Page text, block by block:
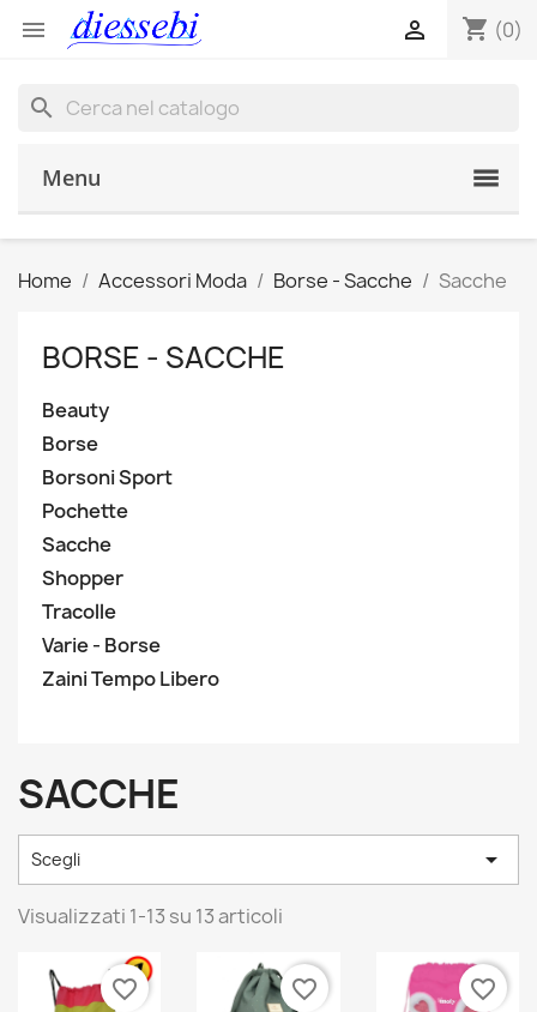
 shopping_cart (0)

search
Menu
Home Accessori Moda Borse - Sacche Sacche
BORSE - SACCHE
Beauty
Borse
Borsoni Sport
Pochette
Sacche
Shopper
Tracolle
Varie - Borse
Zaini Tempo Libero
SACCHE
Scegli 
Visualizzati 1-13 su 13 articoli
favorite_border favorite_border favorite_border